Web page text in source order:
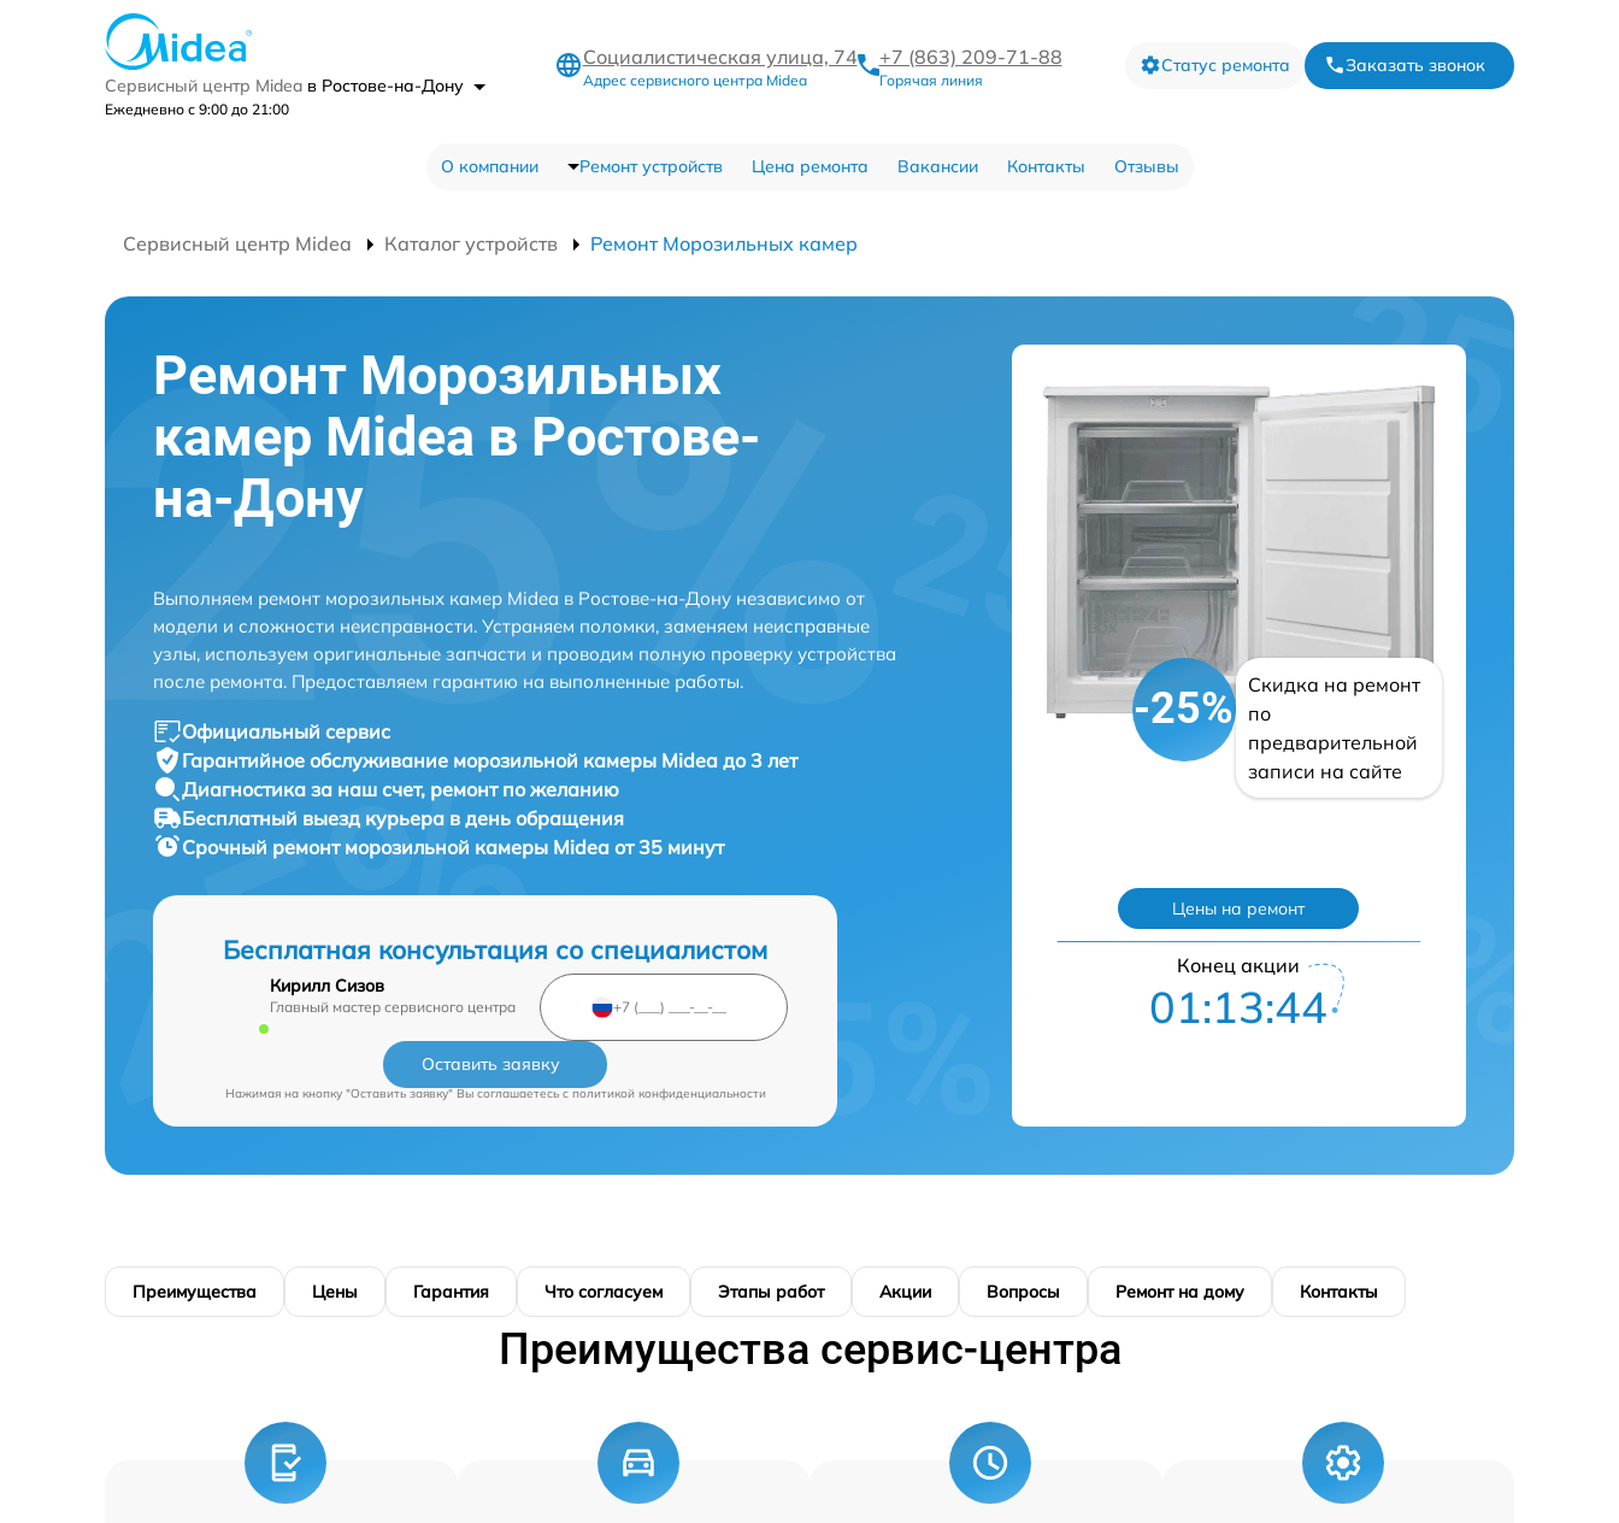
Сервисный центр Midea в Ростове-на-Дону
Ежедневно с 9:00 до 21:00
Социалистическая улица, 74
Адрес сервисного центра Midea
+7 (863) 209-71-88
Горячая линия
Статус ремонта Заказать звонок
О компании Ремонт устройств Цена ремонта Вакансии Контакты Отзывы
Сервисный центр Midea Каталог устройств Ремонт Морозильных камер
Ремонт Морозильных
камер Midea в Ростове-
на-Дону
Выполняем ремонт морозильных камер Midea в Ростове-на-Дону независимо от
модели и сложности неисправности. Устраняем поломки, заменяем неисправные
узлы, используем оригинальные запчасти и проводим полную проверку устройства
после ремонта. Предоставляем гарантию на выполненные работы.
Официальный сервис
Гарантийное обслуживание морозильной камеры Midea до 3 лет
Диагностика за наш счет, ремонт по желанию
Бесплатный выезд курьера в день обращения
Срочный ремонт морозильной камеры Midea от 35 минут
Бесплатная консультация со специалистом
Кирилл Сизов
Главный мастер сервисного центра
Оставить заявку
Нажимая на кнопку "Оставить заявку" Вы соглашаетесь cполитикой конфиденциальности
-25%
Скидка на ремонт
по
предварительной
записи на сайте
Цены на ремонт
Конец акции
01:13:43
Преимущества Цены Гарантия Что согласуем Этапы работ Акции Вопросы Ремонт на дому Контакты
Преимущества сервис-центра